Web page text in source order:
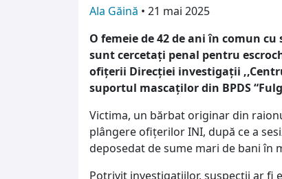
Ala Găină • 21 mai 2025
O femeie de 42 de ani în comun
sunt cercetați penal pentru
ofițerii Direcției investigații
suportul mascaților din BPDS
Victima, un bărbat originar din
plângere ofițerilor INI, după ce a
deposedat de sume mari de bani în
Potrivit investigațiilor, suspecții ar fi